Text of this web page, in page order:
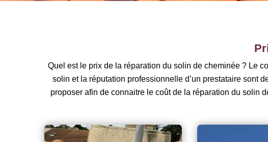
Quel est le prix de la réparation du solin de cheminée ? Le
solin et la réputation professionnelle d’un prestataire sont
proposer afin de connaitre le coût de la réparation du solin